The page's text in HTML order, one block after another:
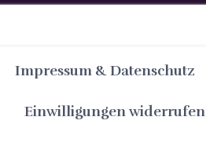
Impressum & Datenschutz
Einwilligungen widerrufen